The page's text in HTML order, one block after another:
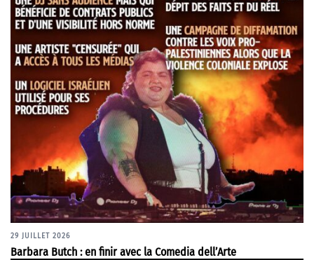
29 JUILLET 2026
Barbara Butch : en finir avec la Comedia dell’Arte